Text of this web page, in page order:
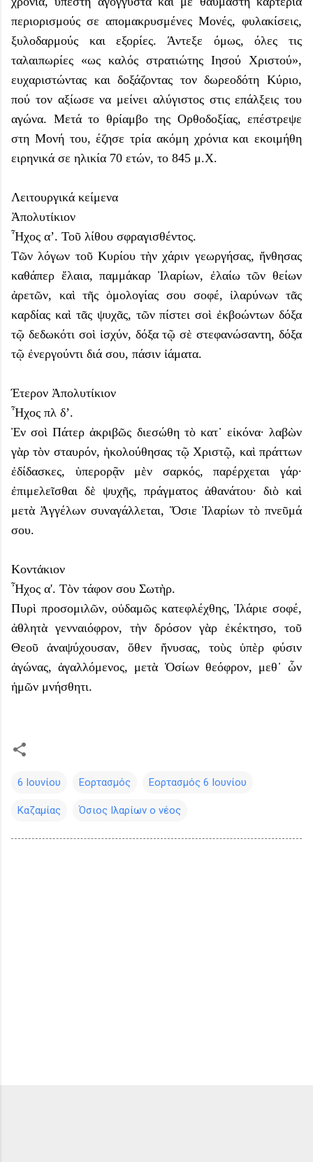
περιορισμούς σε απομακρυσμένες Μονές, φυλακίσεις,
ξυλοδαρμούς και εξορίες. Άντεξε όμως, όλες τις
ταλαιπωρίες «ως καλός στρατιώτης Ιησού Χριστού»,
ευχαριστώντας και δοξάζοντας τον δωρεοδότη Κύριο,
πού τον αξίωσε να μείνει αλύγιστος στις επάλξεις του
αγώνα. Μετά το θρίαμβο της Ορθοδοξίας, επέστρεψε
στη Μονή του, έζησε τρία ακόμη χρόνια και εκοιμήθη
ειρηνικά σε ηλικία 70 ετών, το 845 μ.Χ.
Λειτουργικά κείμενα
Ἀπολυτίκιον
Ἦχος α’. Τοῦ λίθου σφραγισθέντος.
Τῶν λόγων τοῦ Κυρίου τὴν χάριν γεωργήσας, ἤνθησας
καθάπερ ἔλαια, παμμάκαρ Ἰλαρίων, ἐλαίω τῶν θείων
ἀρετῶν, καὶ τῆς ὁμολογίας σου σοφέ, ἰλαρύνων τᾶς
καρδίας καὶ τᾶς ψυχᾶς, τῶν πίστει σοὶ ἐκβοώντων δόξα
τῷ δεδωκότι σοὶ ἰσχύν, δόξα τῷ σὲ στεφανώσαντη, δόξα
τῷ ἐνεργούντι διά σου, πάσιν ἰάματα.
Έτερον Ἀπολυτίκιον
Ἦχος πλ δ’.
Ἐν σοὶ Πάτερ ἀκριβῶς διεσώθη τὸ κατ᾽ εἰκόνα· λαβὼν
γὰρ τὸν σταυρόν, ἠκολούθησας τῷ Χριστῷ, καὶ πράττων
ἐδίδασκες, ὑπερορᾷν μὲν σαρκός, παρέρχεται γάρ·
ἐπιμελεῖσθαι δὲ ψυχῆς, πράγματος ἀθανάτoυ· διὸ καὶ
μετὰ Ἀγγέλων συναγάλλεται, Ὅσιε Ἰλαρίων τὸ πνεῦμά
σου.
Κοντάκιον
Ἦχος α'. Τὸν τάφον σου Σωτὴρ.
Πυρὶ προσομιλῶν, οὐδαμῶς κατεφλέχθης, Ἰλάριε σοφέ,
ἀθλητὰ γενναιόφρον, τὴν δρόσον γὰρ ἐκέκτησο, τοῦ
Θεοῦ ἀναψύχουσαν, ὅθεν ἤνυσας, τοὺς ὑπὲρ φύσιν
ἀγώνας, ἀγαλλόμενος, μετὰ Ὁσίων θεόφρον, μεθ᾽ ὧν
ἡμῶν μνήσθητι.
6 Ιουνίου Εορτασμός Εορτασμός 6 Ιουνίου
Καζαμίας Όσιος Ιλαρίων ο νέος